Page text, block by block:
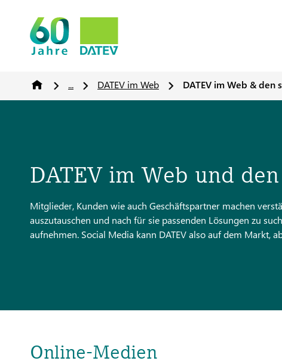
... DATEV im Web DATEV im Web & den
DATEV im Web und
Mitglieder, Kunden wie auch Geschäftspartner machen
auszutauschen und nach für sie passenden Lösungen zu
aufnehmen. Social Media kann DATEV also auf dem Markt,
Online-Medien